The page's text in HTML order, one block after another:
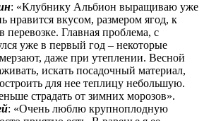
: «Клубнику Альбион выращиваю уже
нравится вкусом, размером ягод, к
перевозке. Главная проблема, с
уже в первый год – некоторые
даже при утеплении. Весной
искать посадочный материал,
для нее теплицу небольшую.
страдать от зимних морозов».
: «Очень люблю крупноплодную